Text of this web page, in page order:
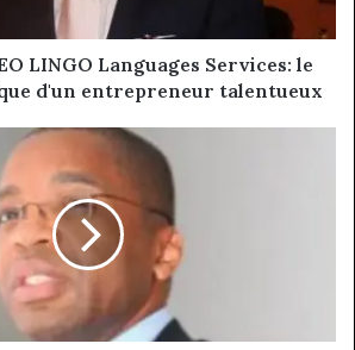
LINGO Languages Services: le
d'un entrepreneur talentueux